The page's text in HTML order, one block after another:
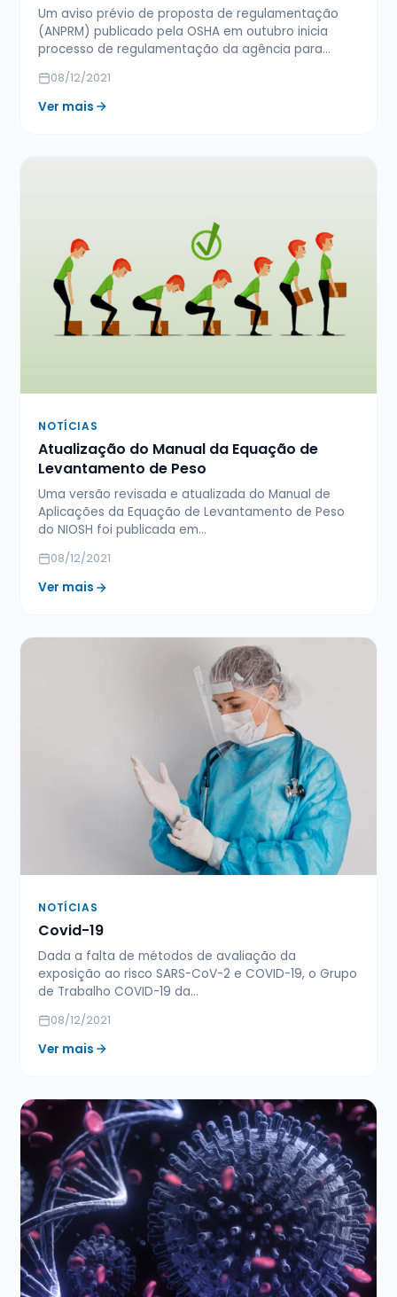
Um aviso prévio de proposta de regulamentação
(ANPRM) publicado pela OSHA em outubro inicia
processo de regulamentação da agência para…
08/12/2021
Ver mais
NOTÍCIAS
Atualização do Manual da Equação de
Levantamento de Peso
Uma versão revisada e atualizada do Manual de
Aplicações da Equação de Levantamento de Peso
do NIOSH foi publicada em…
08/12/2021
Ver mais
NOTÍCIAS
Covid-19
Dada a falta de métodos de avaliação da
exposição ao risco SARS-CoV-2 e COVID-19, o Grupo
de Trabalho COVID-19 da…
08/12/2021
Ver mais